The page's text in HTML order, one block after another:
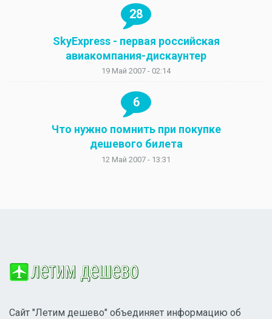
28
SkyExpress - первая российская
авиакомпания-дискаунтер
19 Май 2007 - 02:14
6
Что нужно помнить при покупке
дешевого билета
12 Май 2007 - 13:31
Сайт "Летим дешево" объединяет информацию об